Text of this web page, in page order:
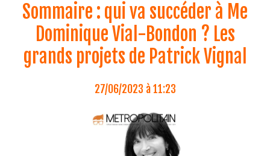
Sommaire : qui va succéder à Me
Dominique Vial-Bondon ? Les
grands projets de Patrick Vignal
27/06/2023 à 11:23